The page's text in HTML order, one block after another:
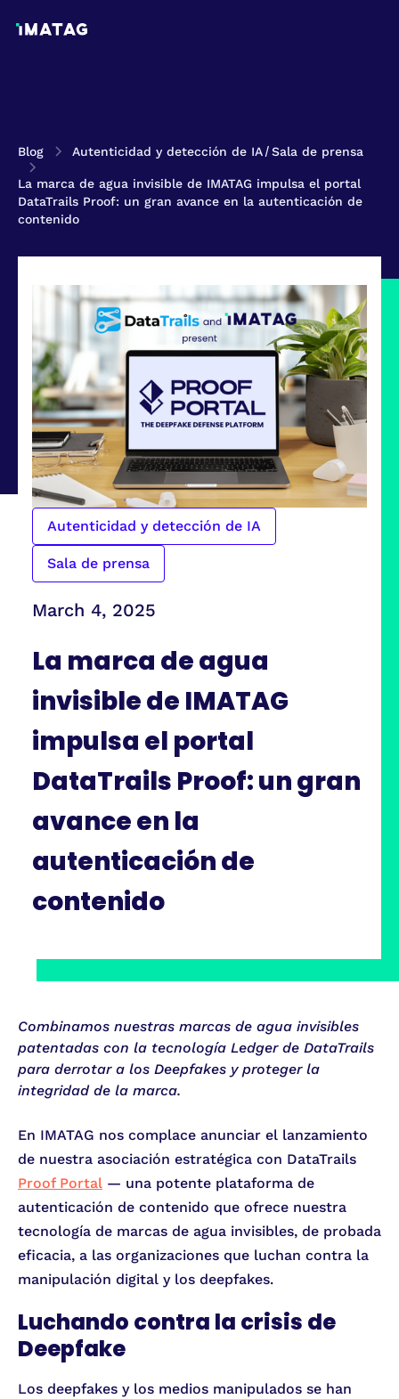
Blog Autenticidad y detección de IA/Sala de prensa
La marca de agua invisible de IMATAG impulsa el portal
DataTrails Proof: un gran avance en la autenticación de
contenido
Autenticidad y detección de IA
Sala de prensa
March 4, 2025
La marca de agua
invisible de IMATAG
impulsa el portal
DataTrails Proof: un gran
avance en la
autenticación de
contenido
Combinamos nuestras marcas de agua invisibles
patentadas con la tecnología Ledger de DataTrails
para derrotar a los Deepfakes y proteger la
integridad de la marca.
En IMATAG nos complace anunciar el lanzamiento
de nuestra asociación estratégica con DataTrails
Proof Portal — una potente plataforma de
autenticación de contenido que ofrece nuestra
tecnología de marcas de agua invisibles, de probada
eficacia, a las organizaciones que luchan contra la
manipulación digital y los deepfakes.
Luchando contra la crisis de
Deepfake
Los deepfakes y los medios manipulados se han